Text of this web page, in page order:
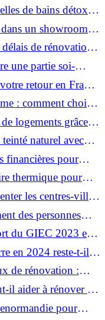
de bains détox
un showroom-
clientsde rénovation à
une partie soi-
retour en France
? : comment choisir
logements grâce à
naturel avec
financières pour
thermique pour
les centres-villes
des personnes
?
du GIEC 2023 et
en 2024 reste-t-il
de rénovation :
?
il aider à rénover et
pour